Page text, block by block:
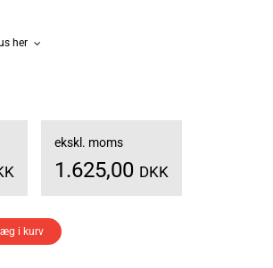
her
ekskl. moms
1.625,00 DKK
i kurv